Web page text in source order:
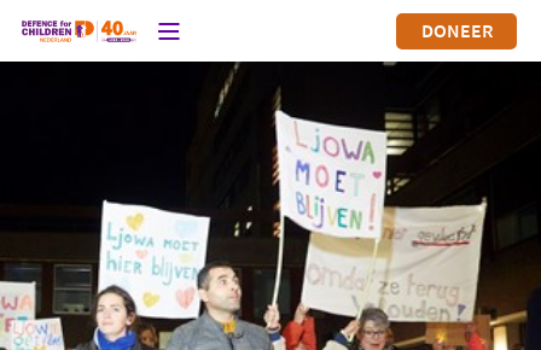
DONEER